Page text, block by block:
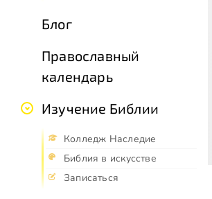
Блог
Православный
календарь
Изучение Библии
Колледж Наследие
Библия в искусстве
Записаться